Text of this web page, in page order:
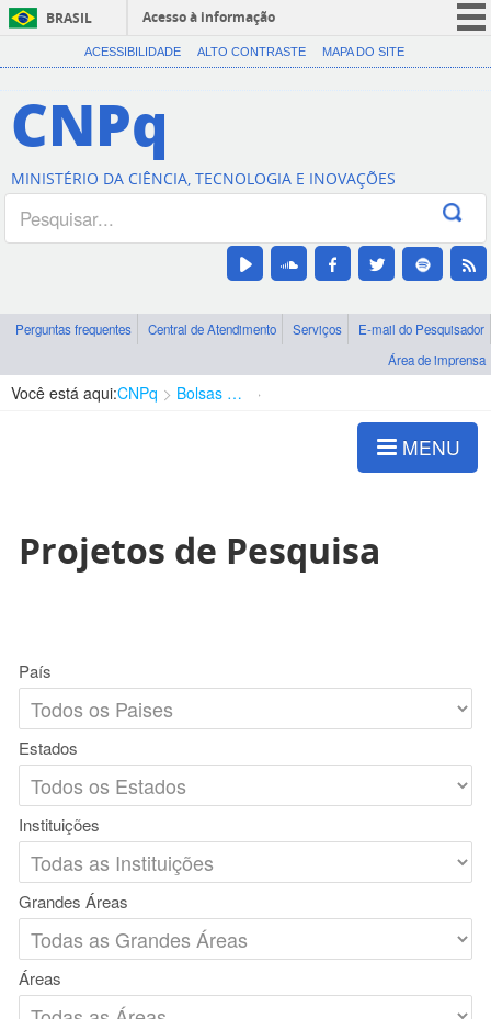
BRASIL
Acesso à informação
CORONAVÍRUS (COVID-19)
Canais
ACESSIBILIDADE ALTO CONTRASTE MAPA DO SITE
CNPq
MINISTÉRIO DA CIÊNCIA, TECNOLOGIA E INOVAÇÕES
Perguntas frequentes Central de Atendimento Serviços
E-mail do Pesquisador
Área de imprensa
Você está aqui:CNPq Bolsas e Auxílios Vigentes
MENU
Projetos de Pesquisa
País
Estados
Instituições
Grandes Áreas
Áreas